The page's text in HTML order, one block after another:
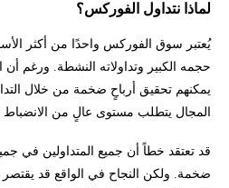
لماذا نتداول الفوركس؟
يُعتبر سوق الفوركس واحدًا من أكثر
حجمه الكبير وتداولاته النشطة. ورغم أن
يمكنهم تحقيق أرباحٍ ضخمة من خلال
المجال يتطلب مستوى عالٍ من الانضباط
قد تعتقد خطاً أن جميع المتداولين في
ضخمة. ولكن النجاح في الواقع قد